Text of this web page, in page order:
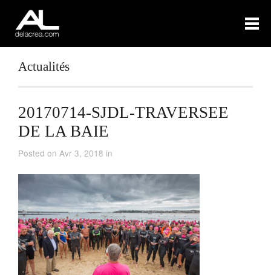
Actualités
20170714-SJDL-TRAVERSEE
DE LA BAIE
Posted on Avr 3, 2018 in